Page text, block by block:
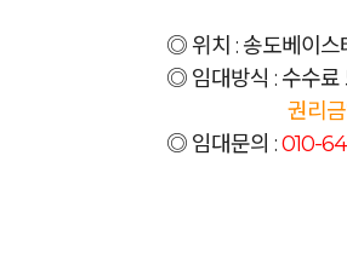
◎ 위치 : 송도베이
◎ 임대방식 : 수수료
권리
◎ 임대문의 :010-